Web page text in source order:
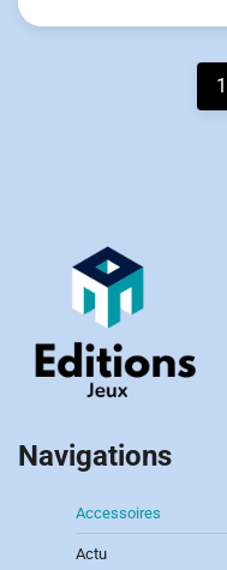
1
Navigations
Accessoires
Actu